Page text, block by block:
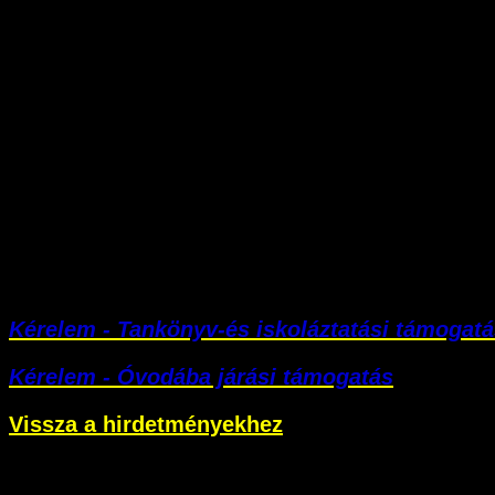
Kérelem - Tankönyv-és iskoláztatási
Kérelem - Óvodába járási támogatás
Vissza a hirdetményekhez